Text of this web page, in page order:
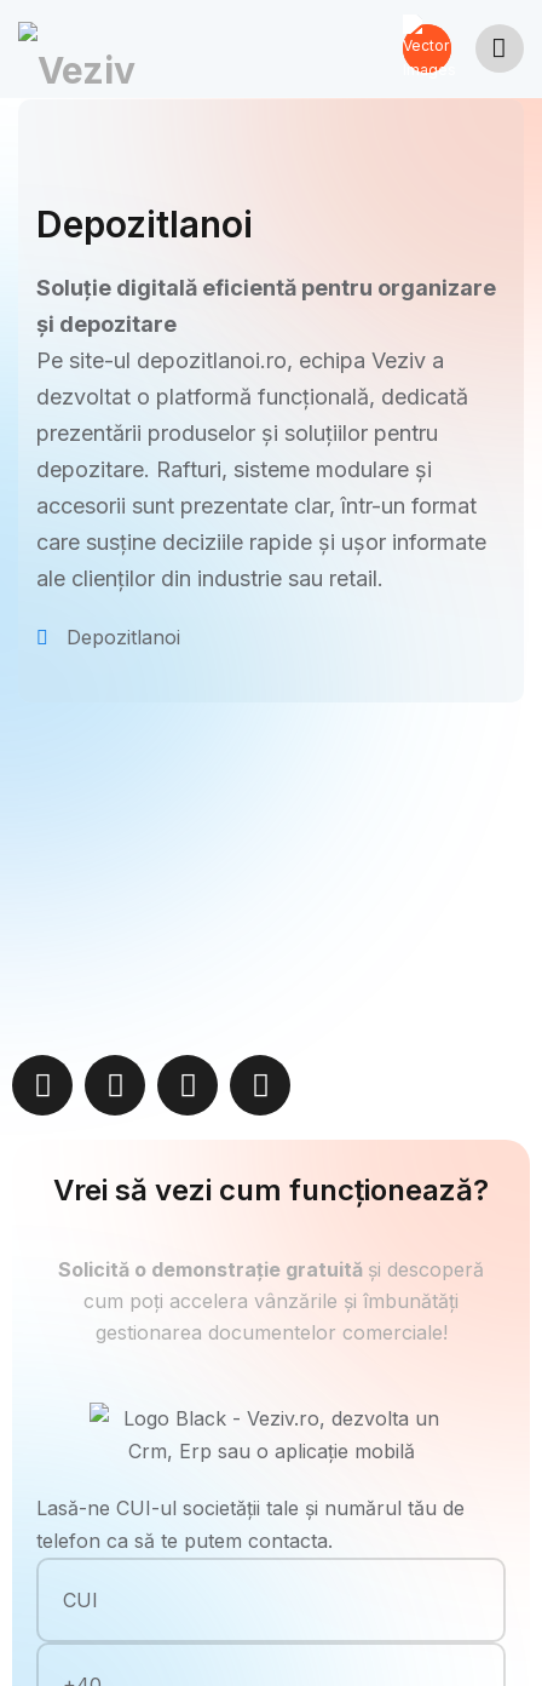
Depozitlanoi
Soluție digitală eficientă pentru organizare
și depozitare
Pe site-ul depozitlanoi.ro, echipa Veziv a
dezvoltat o platformă funcțională, dedicată
prezentării produselor și soluțiilor pentru
depozitare. Rafturi, sisteme modulare și
accesorii sunt prezentate clar, într-un format
care susține deciziile rapide și ușor informate
ale clienților din industrie sau retail.
Depozitlanoi
Vrei să vezi cum funcționează?
Solicită o demonstrație gratuită și descoperă
cum poți accelera vânzările și îmbunătăți
gestionarea documentelor comerciale!
Lasă-ne CUI-ul societății tale și numărul tău de
telefon ca să te putem contacta.